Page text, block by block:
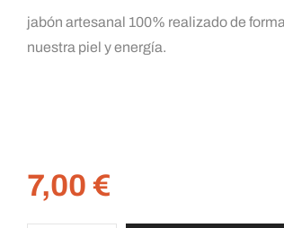
jabón artesanal 100% realizado de
nuestra piel y energía.
7,00 €